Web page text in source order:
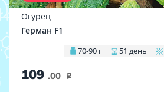
Огурец
Герман F1
70-90 г 51 день
109 .00 i